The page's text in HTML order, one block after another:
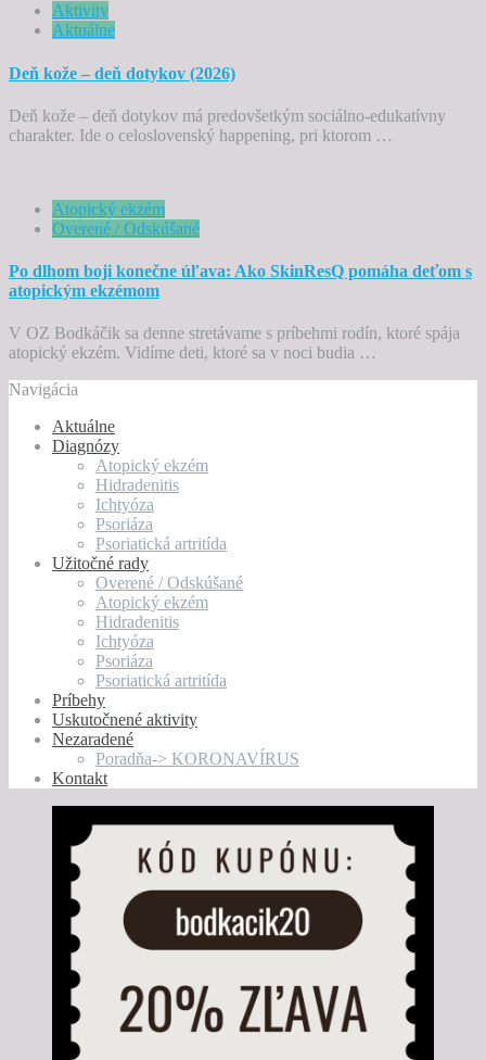
Aktivity
Aktuálne
Deň kože – deň dotykov (2026)
Deň kože – deň dotykov má predovšetkým sociálno-edukatívny
charakter. Ide o celoslovenský happening, pri ktorom …
Atopický ekzém
Overené / Odskúšané
Po dlhom boji konečne úľava: Ako SkinResQ pomáha deťom s
atopickým ekzémom
V OZ Bodkáčik sa denne stretávame s príbehmi rodín, ktoré spája
atopický ekzém. Vidíme deti, ktoré sa v noci budia …
Navigácia
Aktuálne
Diagnózy
Atopický ekzém
Hidradenitis
Ichtyóza
Psoriáza
Psoriatická artritída
Užitočné rady
Overené / Odskúšané
Atopický ekzém
Hidradenitis
Ichtyóza
Psoriáza
Psoriatická artritída
Príbehy
Uskutočnené aktivity
Nezaradené
Poradňa-> KORONAVÍRUS
Kontakt